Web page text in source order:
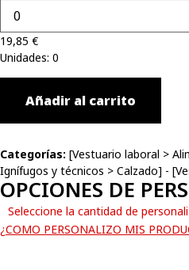
19,85 €
Unidades: 0
Añadir al carrito
Categorías: [Vestuario laboral >
Ignífugos y técnicos > Calzado] - [
OPCIONES DE
Seleccione la cantidad de
¿COMO PERSONALIZO MIS